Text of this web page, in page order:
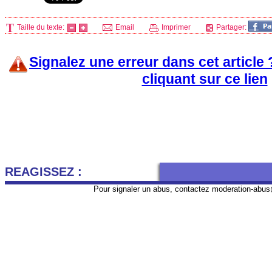
Taille du texte: Email Imprimer Partager:
Signalez une erreur dans cet article
cliquant sur ce lien
REAGISSEZ :
Pour signaler un abus, contactez moderation-